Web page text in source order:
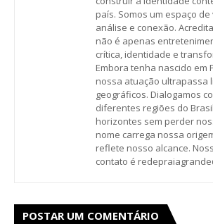
país. Somos um espaço
análise e conexão.
não é apenas
crítica, identidade e
Embora tenha nascido em
nossa atuação ultrapassa
geográficos. Dialogamos
diferentes regiões do
horizontes sem perder
nome carrega nossa
reflete nosso alcance.
contato é
POSTAR UM COMENTÁRIO